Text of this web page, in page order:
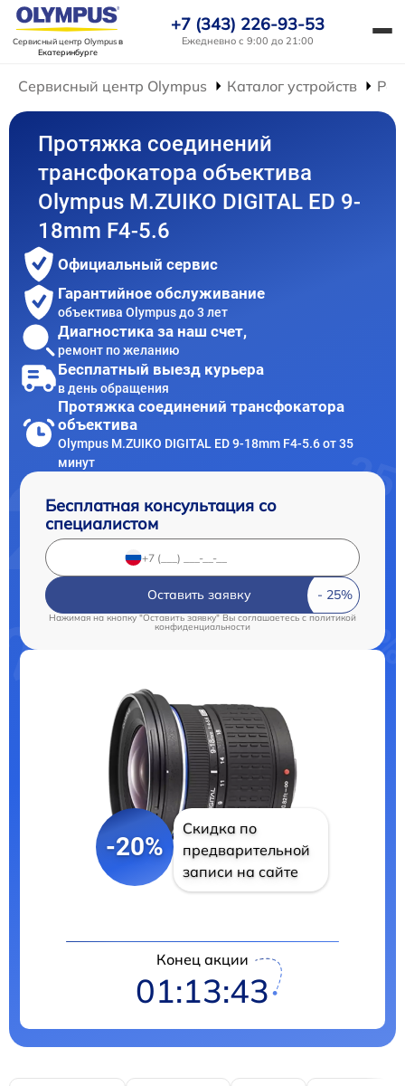
Сервисный центр Olympusв
Екатеринбурге
+7 (343) 226-93-53
Ежедневно с 9:00 до 21:00
Сервисный центр Olympus Каталог устройств
Протяжка соединений
трансфокатора объектива
Olympus M.ZUIKO DIGITAL ED 9-
18mm F4-5.6
Официальный сервис
Гарантийное обслуживание
объектива Olympus до 3 лет
Диагностика за наш счет,
ремонт по желанию
Бесплатный выезд курьера
в день обращения
Протяжка соединений трансфокатора
объектива
Olympus M.ZUIKO DIGITAL ED 9-18mm F4-5.6 от 35
минут
Бесплатная консультация со
специалистом
Оставить заявку
Нажимая на кнопку "Оставить заявку" Вы соглашаетесь c политикой
конфиденциальности
-20%
Скидка по
предварительной
записи на сайте
Конец акции
01:13:42